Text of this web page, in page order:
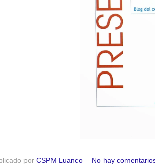
por CSPM Luanco
No hay